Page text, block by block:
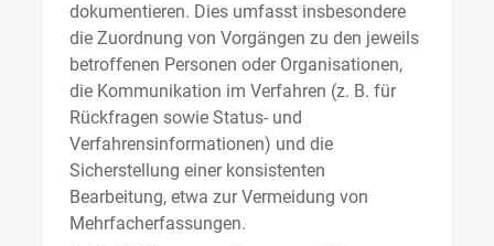
dokumentieren. Dies umfasst insbesondere
die Zuordnung von Vorgängen zu den jeweils
betroffenen Personen oder Organisationen,
die Kommunikation im Verfahren (z. B. für
Rückfragen sowie Status- und
Verfahrensinformationen) und die
Sicherstellung einer konsistenten
Bearbeitung, etwa zur Vermeidung von
Mehrfacherfassungen.